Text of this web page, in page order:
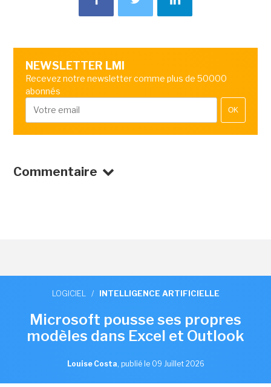
NEWSLETTER LMI
Recevez notre newsletter comme plus de 50000
abonnés
OK
Commentaire
LOGICIEL / INTELLIGENCE ARTIFICIELLE
Microsoft pousse ses propres
modèles dans Excel et Outlook
Louise Costa, publié le 09 Juillet 2026